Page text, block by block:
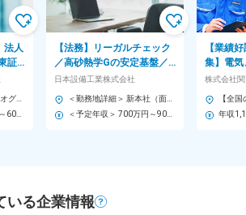
法人
証
イ
【法務】リーガルチェック
／高砂熱学Gの安定基盤／
将来的に内部統制・ガバナ
ンスに携わる／年休125日
日本設備工業株式会社
【業績
集】電気
生の新設
現場に
いる企業情報